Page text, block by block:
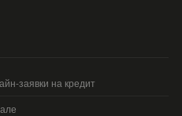
заявки на кредит